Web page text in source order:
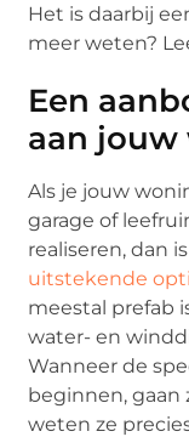
Het is daarbij
meer weten?
Een
aan jouw
Als je jouw
garage of
realiseren, dan
uitstekende
meestal prefab
water- en
Wanneer de
beginnen, gaan
weten ze